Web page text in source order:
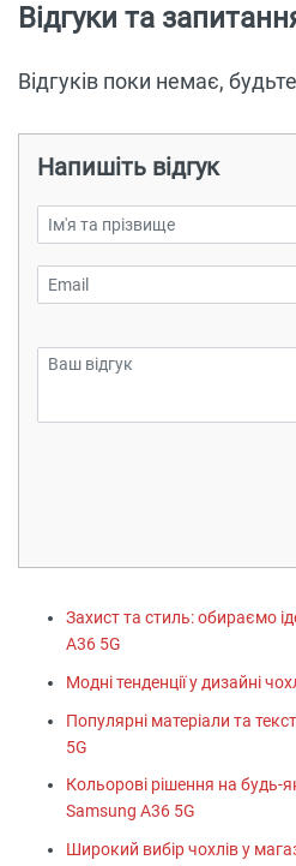
Відгуки та
Відгуків поки немає,
Напишіть відгук
Захист та стиль: обираємо
A36 5G
Модні тенденції у дизайні
Популярні матеріали та
5G
Кольорові рішення на будь-
Samsung A36 5G
Широкий вибір чохлів у